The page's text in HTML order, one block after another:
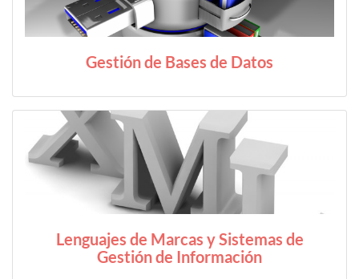
Gestión de Bases de Datos
Lenguajes de Marcas y Sistemas de
Gestión de Información